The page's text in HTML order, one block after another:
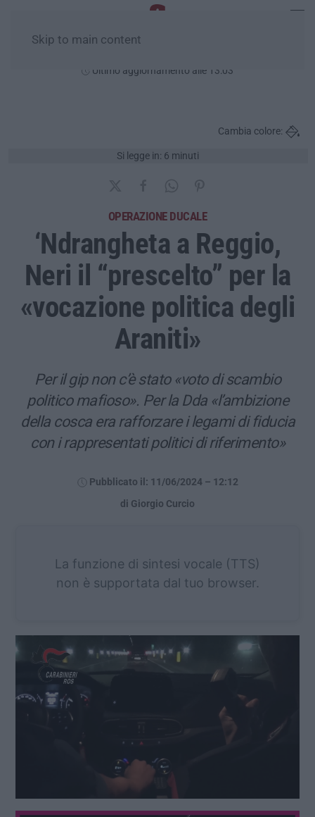
Skip to main content
Ultimo aggiornamento alle 13:03
Si legge in: 6 minuti
Cambia colore:
OPERAZIONE DUCALE
‘Ndrangheta a Reggio,
Neri il “prescelto” per la
«vocazione politica degli
Araniti»
Per il gip non c’è stato «voto di scambio
politico mafioso». Per la Dda «l’ambizione
della cosca era rafforzare i legami di fiducia
con i rappresentati politici di riferimento»
Pubblicato il: 11/06/2024 – 12:12
di Giorgio Curcio
La funzione di sintesi vocale (TTS)
non è supportata dal tuo browser.